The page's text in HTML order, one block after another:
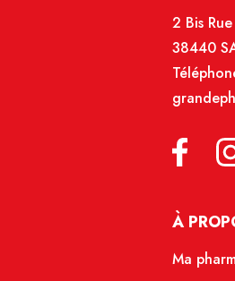
2 Bis
38440
À
Ma